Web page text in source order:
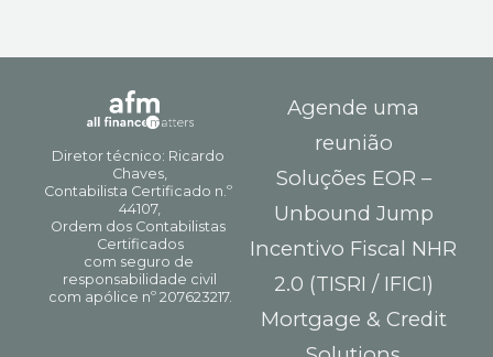
Agende uma
reunião
Soluções EOR –
Unbound Jump
Incentivo Fiscal NHR
2.0 (TISRI / IFICI)
Mortgage & Credit